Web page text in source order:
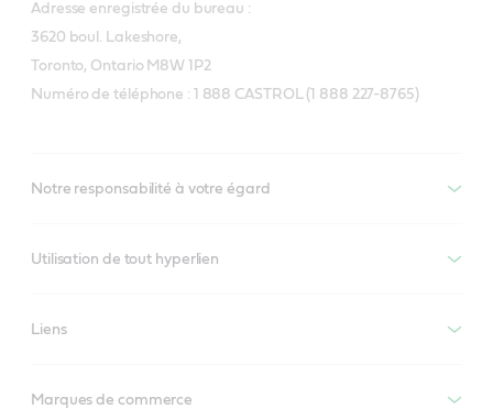
Adresse enregistrée du bureau :
3620 boul. Lakeshore,
Toronto, Ontario M8W 1P2
Numéro de téléphone : 1 888 CASTROL (1 888 227-8765)
Notre responsabilité à votre égard
Utilisation de tout hyperlien
Liens
Marques de commerce